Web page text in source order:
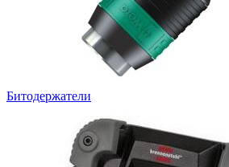
Битодержатели